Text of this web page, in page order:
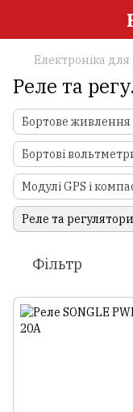
Електроніка для
Реле та
Бортове живлення
Бортові
Модулі GPS і
Реле та регулятори
Фільтр